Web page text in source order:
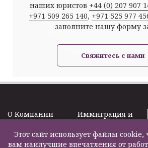
наших юристов +44 (0) 207 907
+971 509 265 140, +971 525 977
заполните нашу форму
Свяжитесь с нами
O Kомпании
Подписка на
новости
Иммиграция и
Налоги и пенсии
Бизнес услуги
Этот сайт использует файлы cookie,
вам наилучшие впечатления от